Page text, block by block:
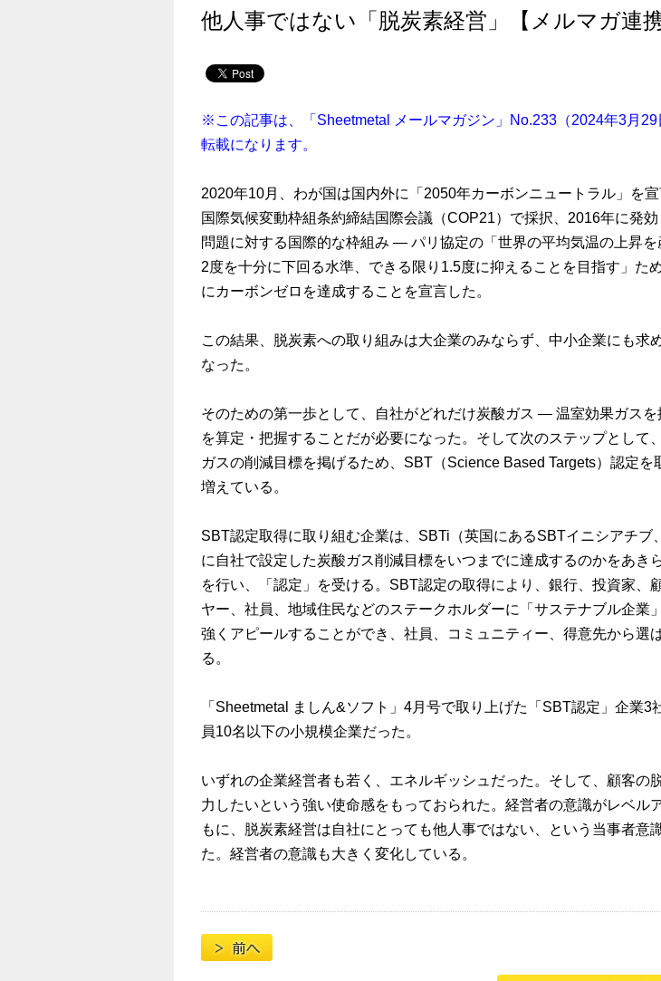
他人事ではない「脱炭素経営」【メルマガ連携
※この記事は、「Sheetmetal メールマガジン」No.233（2024年3月
転載になります。
2020年10月、わが国は国内外に「2050年カーボンニュートラル」を
国際気候変動枠組条約締結国際会議（COP21）で採択、2016年に発
問題に対する国際的な枠組み ― パリ協定の「世界の平均気温の上昇を
2度を十分に下回る水準、できる限り1.5度に抑えることを目指す」た
にカーボンゼロを達成することを宣言した。
この結果、脱炭素への取り組みは大企業のみならず、中小企業にも求
なった。
そのための第一歩として、自社がどれだけ炭酸ガス ― 温室効果ガス
を算定・把握することだが必要になった。そして次のステップとして
ガスの削減目標を掲げるため、SBT（Science Based Targets）認定を
増えている。
SBT認定取得に取り組む企業は、SBTi（英国にあるSBTイニシアチブ
に自社で設定した炭酸ガス削減目標をいつまでに達成するのかをあき
を行い、「認定」を受ける。SBT認定の取得により、銀行、投資家、
ヤー、社員、地域住民などのステークホルダーに「サステナブル企業
強くアピールすることができ、社員、コミュニティー、得意先から選
る。
「Sheetmetal ましん&ソフト」4月号で取り上げた「SBT認定」企業3
員10名以下の小規模企業だった。
いずれの企業経営者も若く、エネルギッシュだった。そして、顧客の
力したいという強い使命感をもっておられた。経営者の意識がレベル
もに、脱炭素経営は自社にとっても他人事ではない、という当事者意
た。経営者の意識も大きく変化している。
投稿ナビゲーション